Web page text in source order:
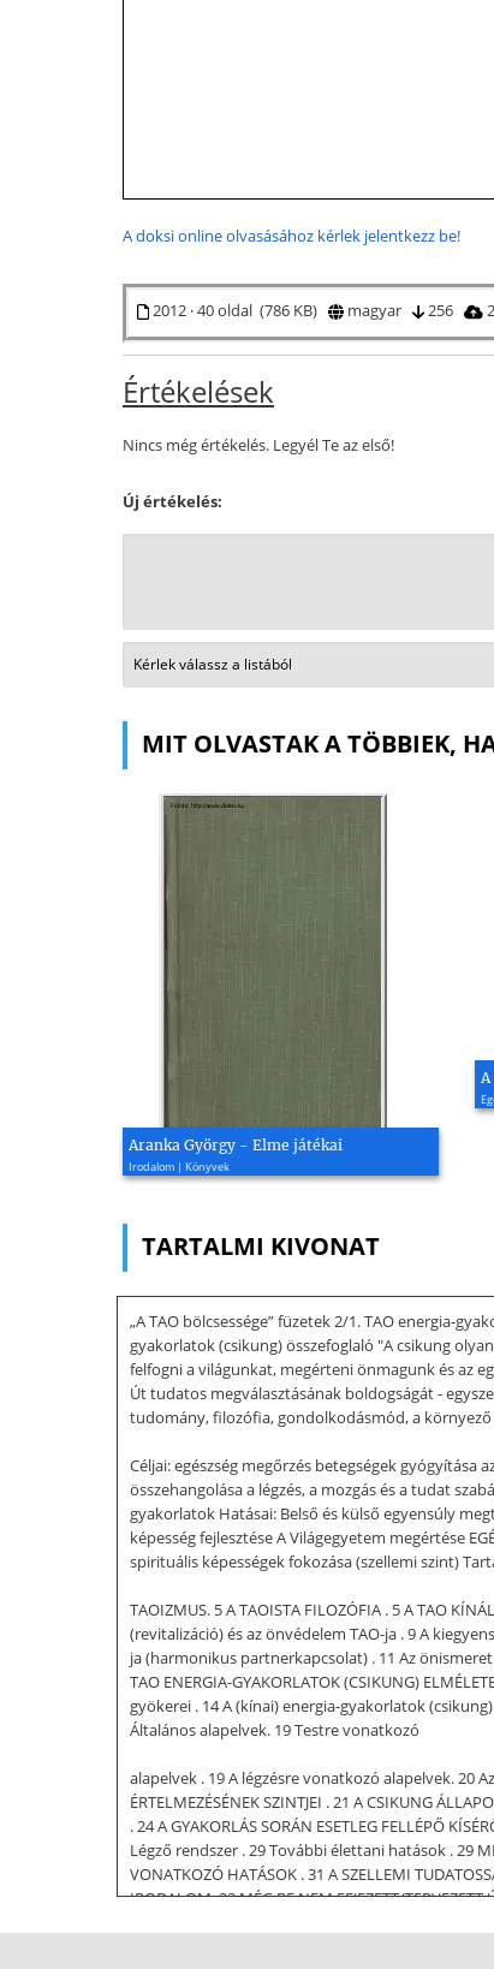
A doksi online olvasásához kérlek jelentkezz be!
2012 · 40 oldal (786 KB) magyar 256
Értékelések
Nincs még értékelés. Legyél Te az első!
Új értékelés:
MIT OLVASTAK A TÖBBIEK,
Aranka György - Elme játékai
Irodalom | Könyvek
TARTALMI KIVONAT
„A TAO bölcsessége” füzetek 2/1. TAO energia-
gyakorlatok (csikung) összefoglaló "A csikung
felfogni a világunkat, megérteni önmagunk és az
Út tudatos megválasztásának boldogságát -
tudomány, filozófia, gondolkodásmód, a környező
Céljai: egészség megőrzés betegségek gyógyítása
összehangolása a légzés, a mozgás és a tudat
gyakorlatok Hatásai: Belső és külső egyensúly
képesség fejlesztése A Világegyetem megértése
spirituális képességek fokozása (szellemi szint)
TAOIZMUS. 5 A TAOISTA FILOZÓFIA . 5 A TAO
(revitalizáció) és az önvédelem TAO-ja . 9 A
ja (harmonikus partnerkapcsolat) . 11 Az önismeret
TAO ENERGIA-GYAKORLATOK (CSIKUNG)
gyökerei . 14 A (kínai) energia-gyakorlatok (csikung)
Általános alapelvek. 19 Testre vonatkozó
alapelvek . 19 A légzésre vonatkozó alapelvek. 20
ÉRTELMEZÉSÉNEK SZINTJEI . 21 A CSIKUNG
. 24 A GYAKORLÁS SORÁN ESETLEG FELLÉPŐ
Légző rendszer . 29 További élettani hatások . 29
VONATKOZÓ HATÁSOK . 31 A SZELLEMI
IRODALOM. 32 MÉG BE NEM FEJEZETT/